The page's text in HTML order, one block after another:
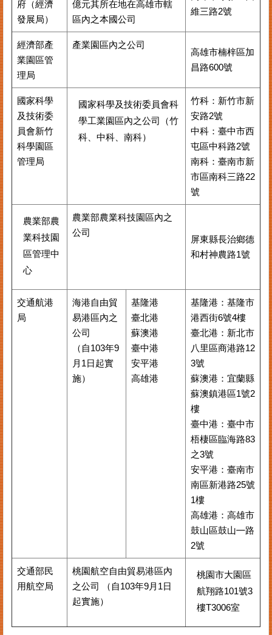
府（經濟
發展局）
億元其所在地在高雄市轄
區內之本國公司
維三路2號
經濟部產
業園區管
理局
產業園區內之公司
高雄市楠梓區加
昌路600號
國家科學
及技術委
員會新竹
科學園區
管理局
國家科學及技術委員會科
學工業園區內之公司（竹
科、中科、南科）
竹科：新竹市新
安路2號
中科：臺中市西
屯區中科路2號
南科：臺南市新
市區南科三路22
號
農業部農
業科技園
區管理中
心
農業部農業科技園區內之
公司
屏東縣⾧治鄉德
和村神農路1號
交通航港
局
海港自由貿
易港區內之
公司
（自103年9
月1日起實
施）
基隆港
臺北港
蘇澳港
臺中港
安平港
高雄港
基隆港：基隆市
港西街6號4樓
臺北港：新北市
八里區商港路12
3號
蘇澳港：宜蘭縣
蘇澳鎮港區1號2
樓
臺中港：臺中市
梧棲區臨海路83
之3號
安平港：臺南市
南區新港路25號
1樓
高雄港：高雄市
鼓山區鼓山㇐路
2號
交通部民
用航空局
桃園航空自由貿易港區內
之公司 （自103年9月1日
起實施）
桃園市大園區
航翔路101號3
樓T3006室